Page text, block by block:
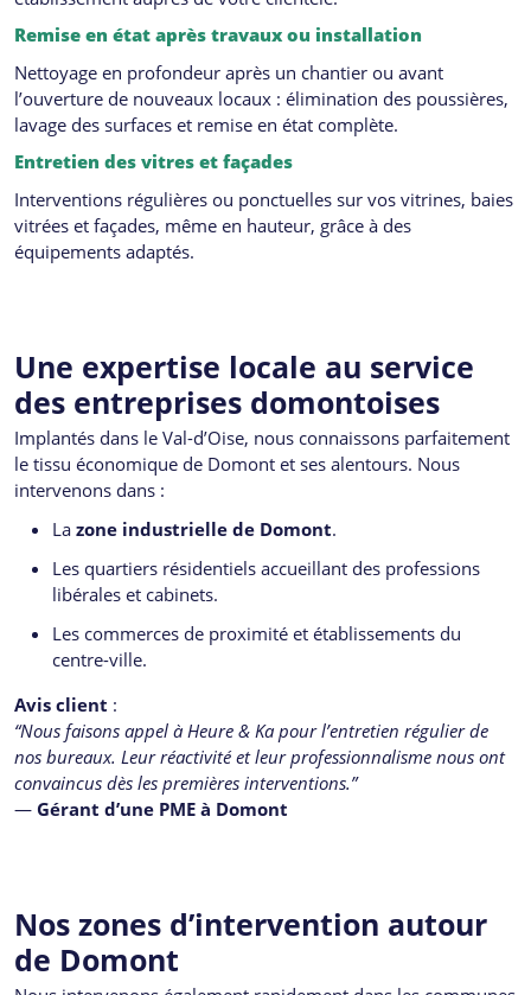
Remise en état après travaux ou installation
Nettoyage en profondeur après un chantier ou avant
l’ouverture de nouveaux locaux : élimination des poussières,
lavage des surfaces et remise en état complète.
Entretien des vitres et façades
Interventions régulières ou ponctuelles sur vos vitrines, baies
vitrées et façades, même en hauteur, grâce à des
équipements adaptés.
Une expertise locale au service
des entreprises domontoises
Implantés dans le Val-d’Oise, nous connaissons parfaitement
le tissu économique de Domont et ses alentours. Nous
intervenons dans :
La zone industrielle de Domont.
Les quartiers résidentiels accueillant des professions
libérales et cabinets.
Les commerces de proximité et établissements du
centre-ville.
Avis client :
“Nous faisons appel à Heure & Ka pour l’entretien régulier de
nos bureaux. Leur réactivité et leur professionnalisme nous ont
convaincus dès les premières interventions.”
— Gérant d’une PME à Domont
Nos zones d’intervention autour
de Domont